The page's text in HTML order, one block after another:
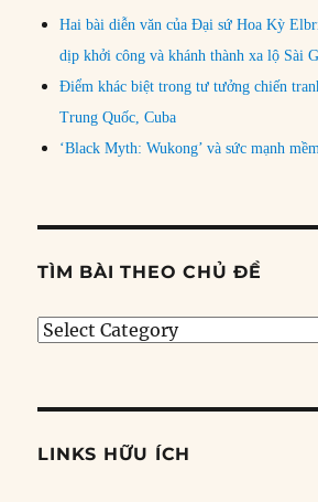
Hai bài diễn văn của Đại sứ Hoa Kỳ
dịp khởi công và khánh thành xa lộ Sài
Điểm khác biệt trong tư tưởng chiến
Trung Quốc, Cuba
‘Black Myth: Wukong’ và sức mạnh
TÌM BÀI THEO CHỦ ĐỀ
Tìm
đề
LINKS HỮU ÍCH